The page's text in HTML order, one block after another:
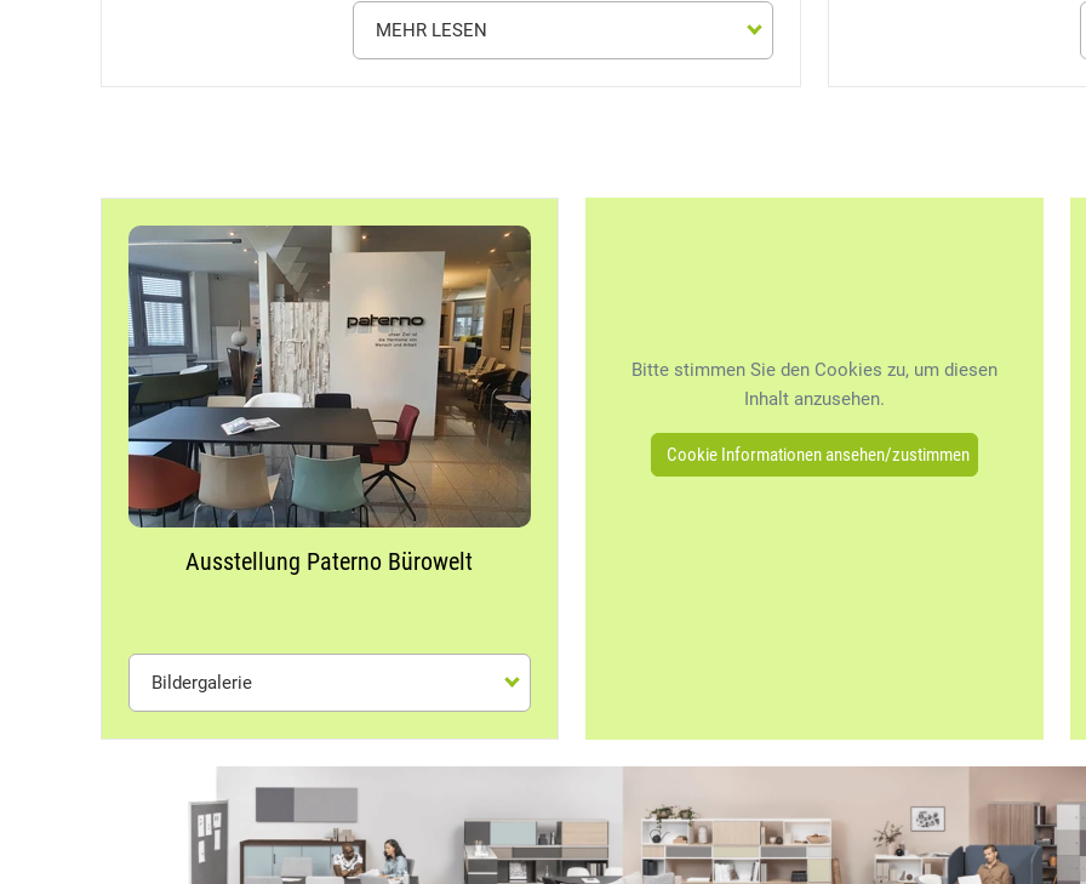
MEHR LESEN
Detailinformationen
(öffnet in neuem Tab)
Ausstellung Paterno Bürowelt
Bildergalerie
Ausstellung
Bitte stimmen Sie den Cookies zu, um diesen
Inhalt anzusehen.
Cookie Informationen ansehen/zustimmen
Entdecken Sie die Farbwelten von Sedus!